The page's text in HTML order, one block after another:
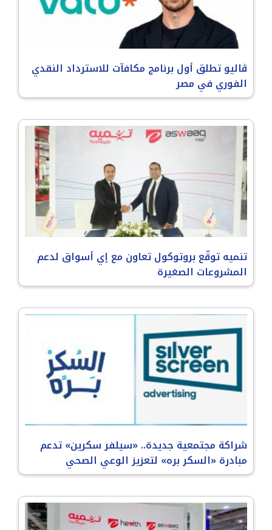
ڤاليو تطلق أول برنامج مكافآت للاسترداد النقدي
الفوري في مصر
تنميه توقّع بروتوكول تعاون مع إي أسواق لدعم
المشروعات الصغيرة
شراكة مجتمعية جديدة.. «سيلفر سكرين» تدعم
مبادرة «السكر بره» لتعزيز الوعي الصحي